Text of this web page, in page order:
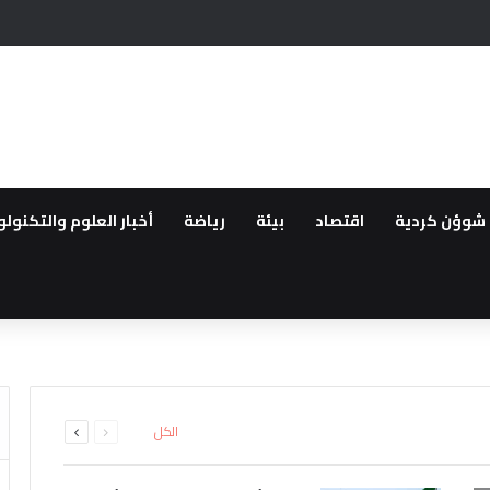
في عهد سلطة دمشق وعدم سلامة سوريا للعيش فيها بسبب الانتهاكات
شوؤن كردية اقتصاد بيئة رياضة أخبار العلوم
صيانة خزان وقود في تل براك
بين قتيل وجريحبانتمائهما إلى تنظيم
العراقية ترفع
..مهجروا سري كانية
لأهالي عفرين
الكل الصفحةالصفحة